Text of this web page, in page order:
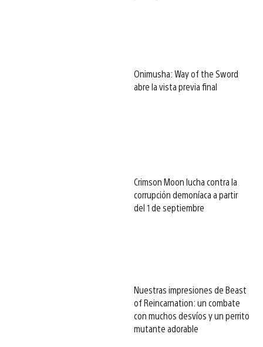
Onimusha: Way of the Sword
abre la vista previa final
Crimson Moon lucha contra la
corrupción demoníaca a partir
del 1 de septiembre
Nuestras impresiones de Beast
of Reincarnation: un combate
con muchos desvíos y un perrito
mutante adorable